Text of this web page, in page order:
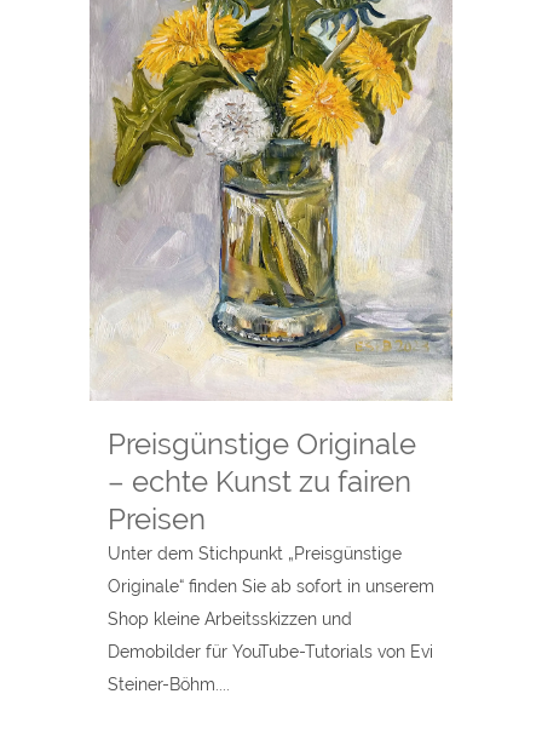
Preisgünstige Originale
– echte Kunst zu fairen
Preisen
Unter dem Stichpunkt „Preisgünstige
Originale“ finden Sie ab sofort in unserem
Shop kleine Arbeitsskizzen und
Demobilder für YouTube-Tutorials von Evi
Steiner-Böhm....